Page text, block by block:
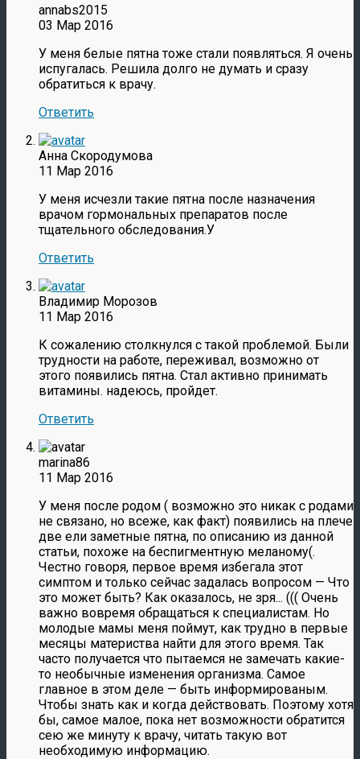
annabs2015
03 Мар 2016
У меня белые пятна тоже стали появляться. Я очень
испугалась. Решила долго не думать и сразу
обратиться к врачу.
Ответить
Анна Скородумова
11 Мар 2016
У меня исчезли такие пятна после назначения
врачом гормональных препаратов после
тщательного обследования.У
Ответить
Владимир Морозов
11 Мар 2016
К сожалению столкнулся с такой проблемой. Были
трудности на работе, переживал, возможно от
этого появились пятна. Стал активно принимать
витамины. надеюсь, пройдет.
Ответить
marina86
11 Мар 2016
У меня после родом ( возможно это никак с родами
не связано, но всеже, как факт) появились на плече
две ели заметные пятна, по описанию из данной
статьи, похоже на беспигментную меланому(.
Честно говоря, первое время избегала этот
симптом и только сейчас задалась вопросом — Что
это может быть? Как оказалось, не зря... ((( Очень
важно вовремя обращаться к специалистам. Но
молодые мамы меня поймут, как трудно в первые
месяцы материства найти для этого время. Так
часто получается что пытаемся не замечать какие-
то необычные изменения организма. Самое
главное в этом деле — быть информированым.
Чтобы знать как и когда действовать. Поэтому хотя
бы, самое малое, пока нет возможности обратится
сею же минуту к врачу, читать такую вот
необходимую информацию.